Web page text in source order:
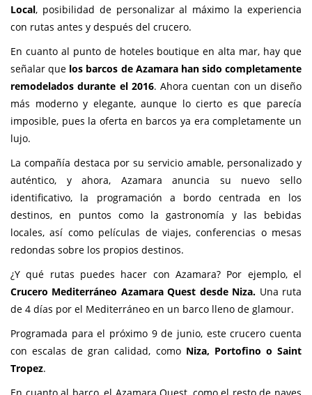
Local, posibilidad de personalizar al máximo la experiencia
con rutas antes y después del crucero.
En cuanto al punto de hoteles boutique en alta mar, hay que
señalar que los barcos de Azamara han sido completamente
remodelados durante el 2016. Ahora cuentan con un diseño
más moderno y elegante, aunque lo cierto es que parecía
imposible, pues la oferta en barcos ya era completamente un
lujo.
La compañía destaca por su servicio amable, personalizado y
auténtico, y ahora, Azamara anuncia su nuevo sello
identificativo, la programación a bordo centrada en los
destinos, en puntos como la gastronomía y las bebidas
locales, así como películas de viajes, conferencias o mesas
redondas sobre los propios destinos.
¿Y qué rutas puedes hacer con Azamara? Por ejemplo, el
Crucero Mediterráneo Azamara Quest desde Niza. Una ruta
de 4 días por el Mediterráneo en un barco lleno de glamour.
Programada para el próximo 9 de junio, este crucero cuenta
con escalas de gran calidad, como Niza, Portofino o Saint
Tropez.